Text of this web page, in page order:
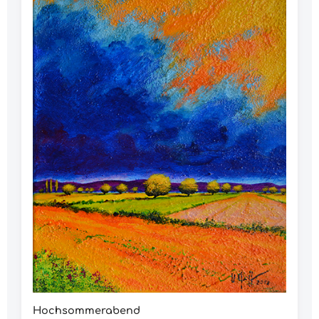
Hochsommerabend